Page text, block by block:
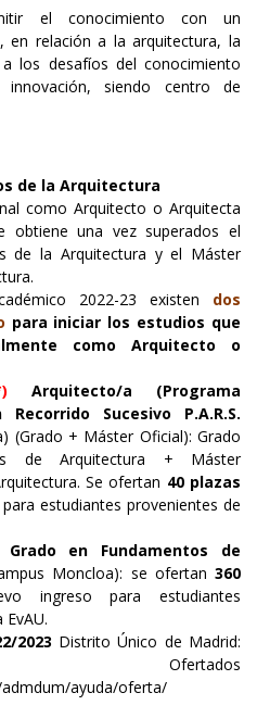
el conocimiento con un
en relación a la arquitectura, la
los desafíos del conocimiento
siendo centro de
de la Arquitectura
como Arquitecto o Arquitecta
obtiene una vez superados el
de la Arquitectura y el Máster
2022-23 existen dos
para iniciar los estudios que
como Arquitecto o
Arquitecto/a (Programa
Sucesivo P.A.R.S.
(Grado + Máster Oficial): Grado
de Arquitectura + Máster
Se ofertan 40 plazas
estudiantes provenientes de
Grado en Fundamentos de
Moncloa): se ofertan 360
ingreso para estudiantes
2023 Distrito Único de Madrid:
Ofertados
ayuda/oferta/